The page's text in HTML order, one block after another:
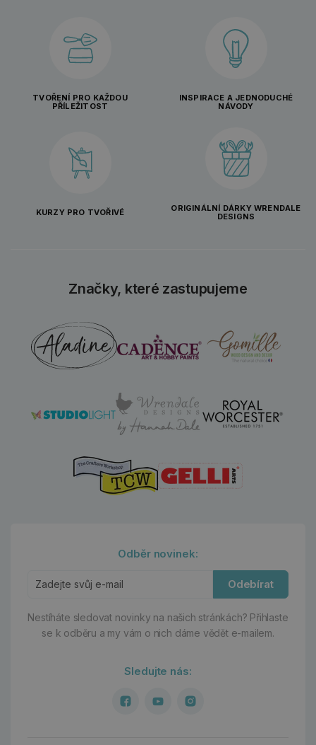
TVOŘENÍ PRO KAŽDOU
PŘÍLEŽITOST
INSPIRACE A JEDNODUCHÉ
NÁVODY
KURZY PRO TVOŘIVÉ
ORIGINÁLNÍ DÁRKY WRENDALE
DESIGNS
Značky, které zastupujeme
Odběr novinek:
Odebírat
Nestíháte sledovat novinky na našich stránkách? Přihlaste
se k odběru a my vám o nich dáme vědět e-mailem.
Sledujte nás: